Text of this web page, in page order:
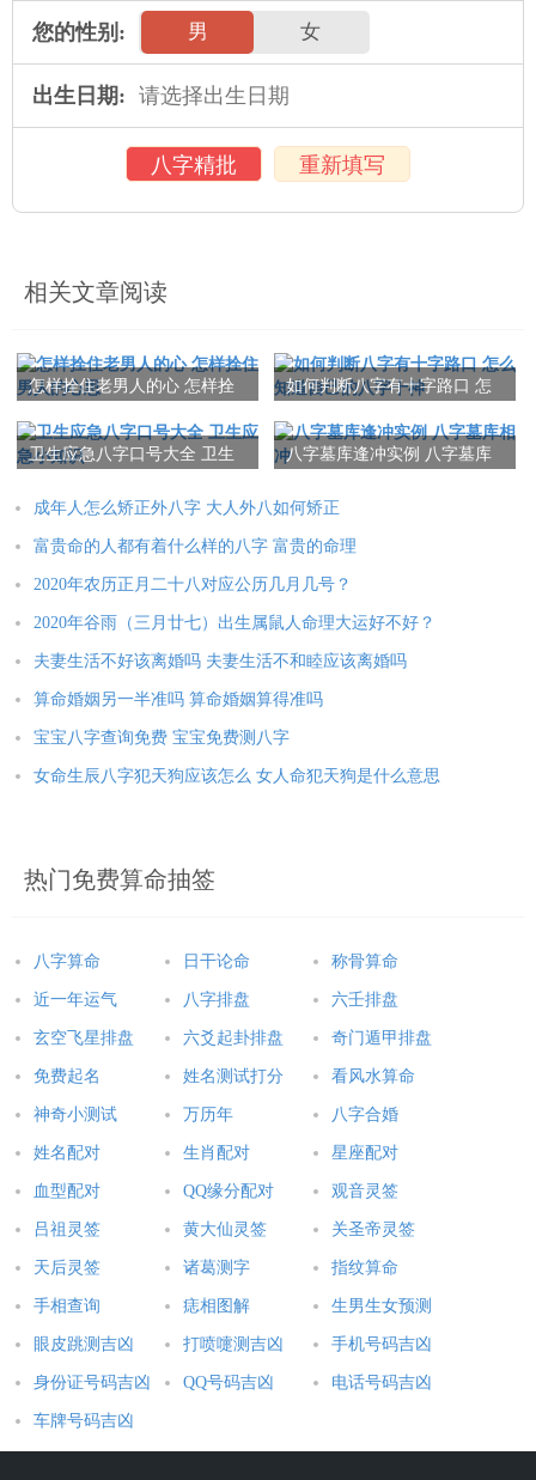
字时，我们必须 关注财富星座的作用。
况。通过观察五行缺失、财星位置、财富宫位、天干地支、财富
的判断。当然，四柱八字只是一种参考，具体的财运还受到一系
列其他因素的作用。所以 ，在实际运用时，还需要综合考虑人的
本文： 如何根据四柱八字看财运 四柱八字怎样看有没有财
您的性别: 男 女
出生日期:
八字精批 重新填写
相关文章阅读
怎样拴住老男人的心 怎样拴
如何判断八字有十字路口 怎
卫生应急八字口号大全 卫生
八字墓库逢冲实例 八字墓库
成年人怎么矫正外八字 大人外八如何矫正
富贵命的人都有着什么样的八字 富贵的命理
2020年农历正月二十八对应公历几月几号？
2020年谷雨（三月廿七）出生属鼠人命理大运好不好？
夫妻生活不好该离婚吗 夫妻生活不和睦应该离婚吗
算命婚姻另一半准吗 算命婚姻算得准吗
宝宝八字查询免费 宝宝免费测八字
女命生辰八字犯天狗应该怎么 女人命犯天狗是什么意思
热门免费算命抽签
八字算命 日干论命 称骨算命
近一年运气 八字排盘 六壬排盘
玄空飞星排盘 六爻起卦排盘 奇门遁甲排盘
免费起名 姓名测试打分 看风水算命
神奇小测试 万历年 八字合婚
姓名配对 生肖配对 星座配对
血型配对 QQ缘分配对 观音灵签
吕祖灵签 黄大仙灵签 关圣帝灵签
天后灵签 诸葛测字 指纹算命
手相查询 痣相图解 生男生女预测
眼皮跳测吉凶 打喷嚏测吉凶 手机号码吉凶
身份证号码吉凶 QQ号码吉凶 电话号码吉凶
车牌号码吉凶